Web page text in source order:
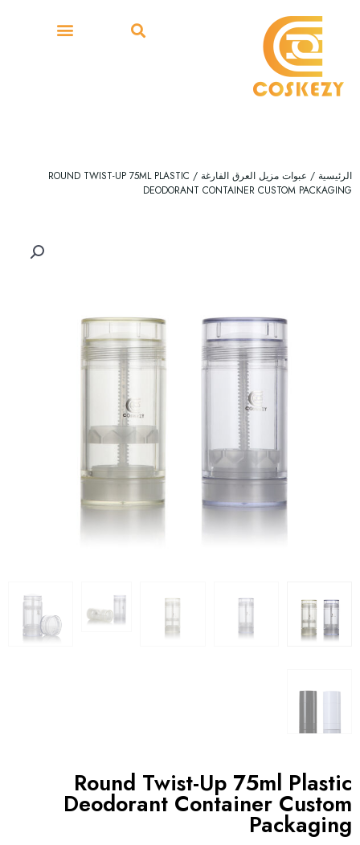
المحتوى
الرئيسية / عبوات مزيل العرق الفارغة
/ ROUND TWIST-UP 75ML PLASTIC
DEODORANT CONTAINER CUSTOM PACKAGING
Round Twist-Up 75ml Plastic
Deodorant Container Custom
Packaging